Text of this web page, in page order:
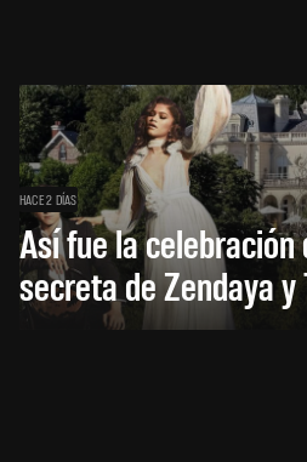
HACE 2 DÍAS
Así fue la celebración
secreta de Zendaya y